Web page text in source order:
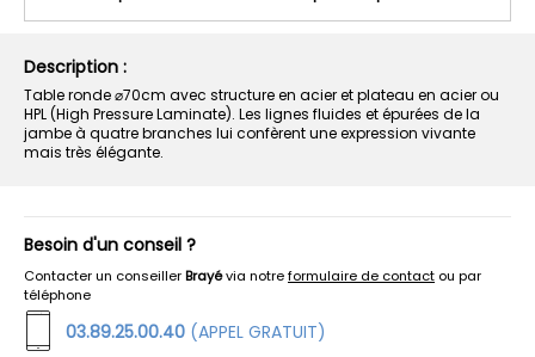
Description :
Table ronde ⌀70cm avec structure en acier et plateau en acier ou
HPL (High Pressure Laminate). Les lignes fluides et épurées de la
jambe à quatre branches lui confèrent une expression vivante
mais très élégante.
Besoin d'un conseil ?
Contacter un conseillerBrayévia notreformulaire de contact ou par
téléphone
03.89.25.00.40 (APPEL GRATUIT)